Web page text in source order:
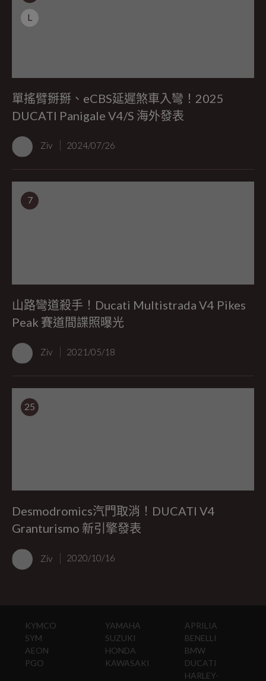
L
單搖臂掰掰、eCBS延遲煞車入彎！2025
DUCATI Panigale V4/S 海外發表
Ziv 2024/07/26
7
山路彎道殺手！Ducati Multistrada V4 Pikes
Peak 賽道間諜照曝光
Ziv 2021/05/18
25
Desmodromics汽門取消！DUCATI V4
Granturismo 新引擎發表
Ziv 2020/10/16
KYMCO
SYM
AEON
PGO
YAMAHA
SUZUKI
HONDA
KAWASAKI
APRILIA
BENELLI
BMW
DUCATI
HARLEY-